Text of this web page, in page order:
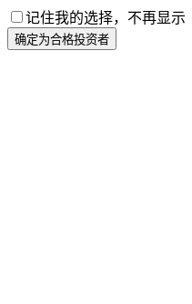
记住我的选择，不再显示
确定为合格投资者